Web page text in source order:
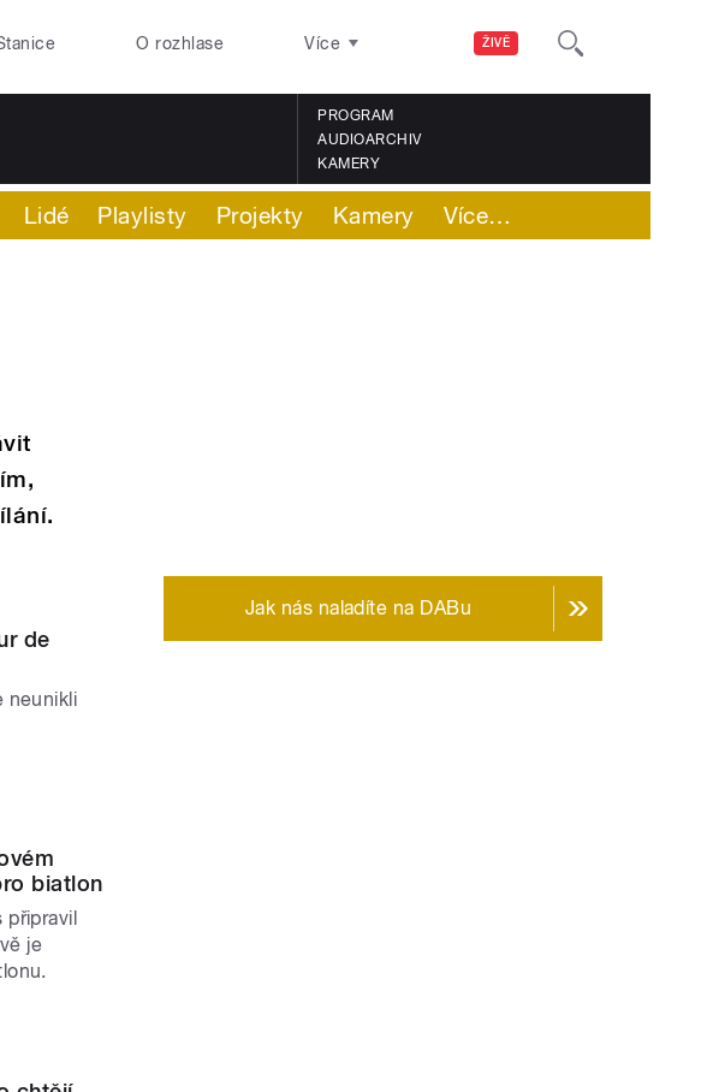
ŽIVĚ
O rozhlase Více
PROGRAM
AUDIOARCHIV
KAMERY
Lidé Playlisty Projekty Kamery Více…
de
neunikli
biatlon
připravil
je
Jak nás naladíte na DABu